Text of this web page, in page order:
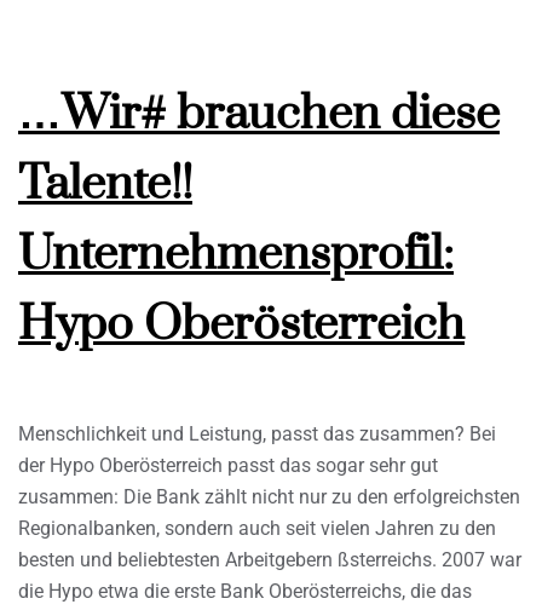
…Wir# brauchen diese
Talente!!
Unternehmensprofil:
Hypo Oberösterreich
Menschlichkeit und Leistung, passt das zusammen? Bei
der Hypo Oberösterreich passt das sogar sehr gut
zusammen: Die Bank zählt nicht nur zu den erfolgreichsten
Regionalbanken, sondern auch seit vielen Jahren zu den
besten und beliebtesten Arbeitgebern ßsterreichs. 2007 war
die Hypo etwa die erste Bank Oberösterreichs, die das